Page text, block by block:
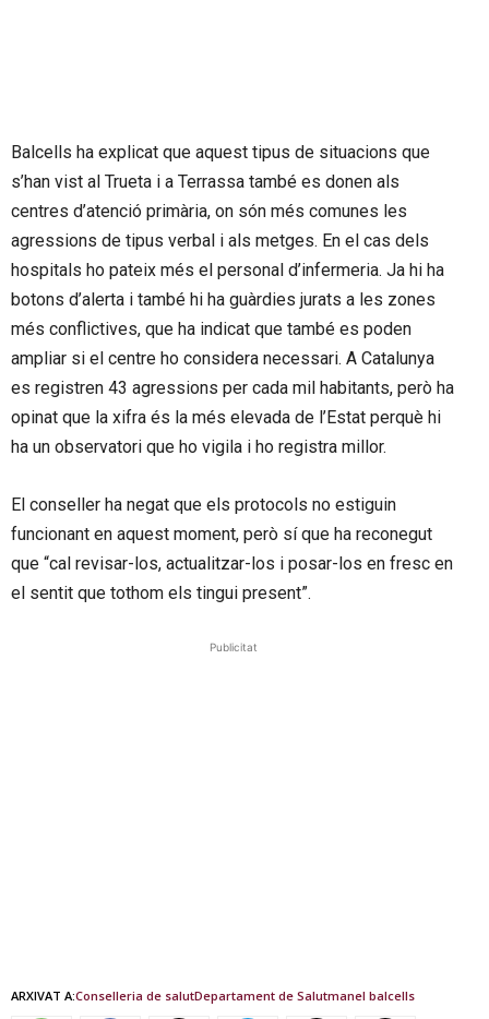
Balcells ha explicat que aquest tipus de situacions que
s’han vist al Trueta i a Terrassa també es donen als
centres d’atenció primària, on són més comunes les
agressions de tipus verbal i als metges. En el cas dels
hospitals ho pateix més el personal d’infermeria. Ja hi ha
botons d’alerta i també hi ha guàrdies jurats a les zones
més conflictives, que ha indicat que també es poden
ampliar si el centre ho considera necessari. A Catalunya
es registren 43 agressions per cada mil habitants, però ha
opinat que la xifra és la més elevada de l’Estat perquè hi
ha un observatori que ho vigila i ho registra millor.
El conseller ha negat que els protocols no estiguin
funcionant en aquest moment, però sí que ha reconegut
que “cal revisar-los, actualitzar-los i posar-los en fresc en
el sentit que tothom els tingui present”.
Publicitat
ARXIVAT A:Conselleria de salutDepartament de Salutmanel balcells